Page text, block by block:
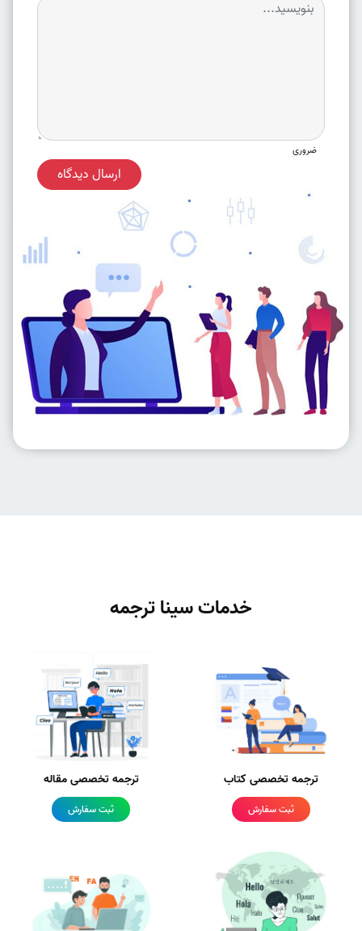
ضروری
ارسال دیدگاه
خدمات سینا ترجمه
ترجمه تخصصی کتاب
ثبت سفارش
ترجمه تخصصی مقاله
ثبت سفارش